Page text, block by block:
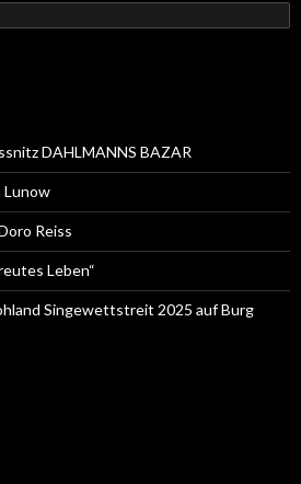
DAHLMANNS BAZAR
Lunow
Reiss
Leben“
Singewettstreit 2025 auf Burg